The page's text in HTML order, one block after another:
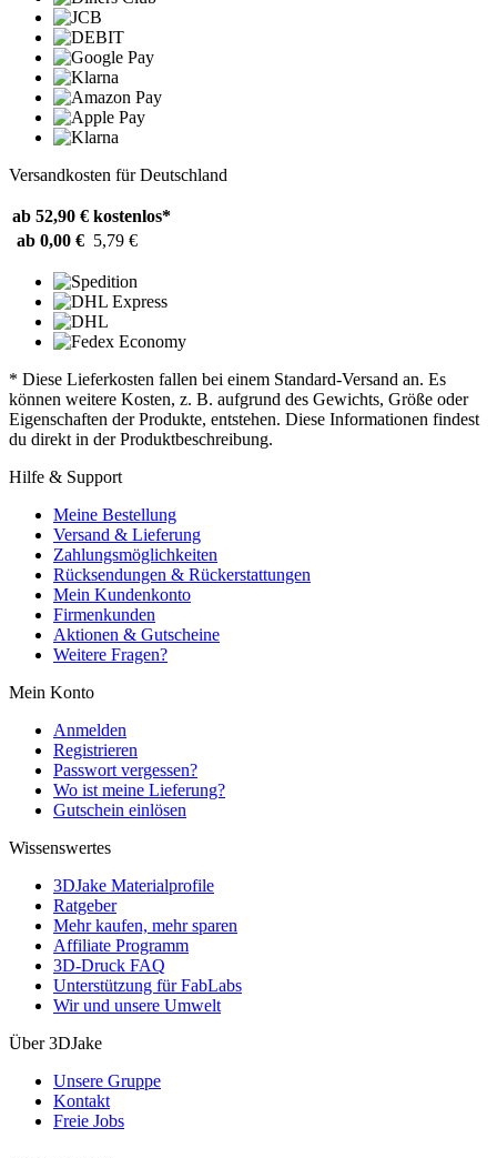
Versandkosten für Deutschland
ab 52,90 € kostenlos*
ab 0,00 € 5,79 €
* Diese Lieferkosten fallen bei einem Standard-Versand an. Es
können weitere Kosten, z. B. aufgrund des Gewichts, Größe oder
Eigenschaften der Produkte, entstehen. Diese Informationen findest
du direkt in der Produktbeschreibung.
Hilfe & Support
Meine Bestellung
Versand & Lieferung
Zahlungsmöglichkeiten
Rücksendungen & Rückerstattungen
Mein Kundenkonto
Firmenkunden
Aktionen & Gutscheine
Weitere Fragen?
Mein Konto
Anmelden
Registrieren
Passwort vergessen?
Wo ist meine Lieferung?
Gutschein einlösen
Wissenswertes
3DJake Materialprofile
Ratgeber
Mehr kaufen, mehr sparen
Affiliate Programm
3D-Druck FAQ
Unterstützung für FabLabs
Wir und unsere Umwelt
Über 3DJake
Unsere Gruppe
Kontakt
Freie Jobs